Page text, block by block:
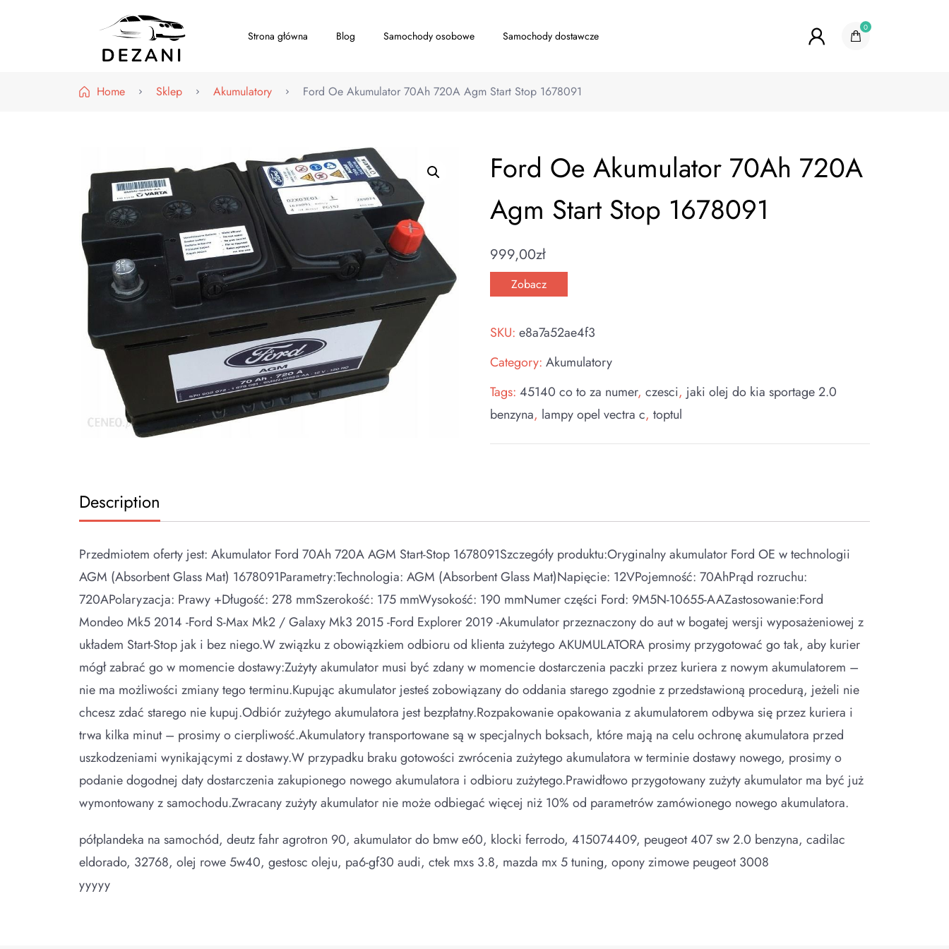
Strona główna Blog Samochody osobowe Samochody dostawcze
0
Home Sklep Akumulatory Ford Oe Akumulator 70Ah 720A Agm Start Stop 1678091
Ford Oe Akumulator 70Ah 720A
Agm Start Stop 1678091
999,00zł
Zobacz
SKU:e8a7a52ae4f3
Category:Akumulatory
Tags:45140 co to za numer,czesci, jaki olej do kia sportage 2.0
benzyna, lampy opel vectra c,toptul
Description
Przedmiotem oferty jest: Akumulator Ford 70Ah 720A AGM Start-Stop 1678091Szczegóły produktu:Oryginalny akumulator Ford OE w technologii
AGM (Absorbent Glass Mat) 1678091Parametry:Technologia: AGM (Absorbent Glass Mat)Napięcie: 12VPojemność: 70AhPrąd rozruchu:
720APolaryzacja: Prawy +Długość: 278 mmSzerokość: 175 mmWysokość: 190 mmNumer części Ford: 9M5N-10655-AAZastosowanie:Ford
Mondeo Mk5 2014 -Ford S-Max Mk2 / Galaxy Mk3 2015 -Ford Explorer 2019 -Akumulator przeznaczony do aut w bogatej wersji wyposażeniowej z
układem Start-Stop jak i bez niego.W związku z obowiązkiem odbioru od klienta zużytego AKUMULATORA prosimy przygotować go tak, aby kurier
mógł zabrać go w momencie dostawy:Zużyty akumulator musi być zdany w momencie dostarczenia paczki przez kuriera z nowym akumulatorem –
nie ma możliwości zmiany tego terminu.Kupując akumulator jesteś zobowiązany do oddania starego zgodnie z przedstawioną procedurą, jeżeli nie
chcesz zdać starego nie kupuj.Odbiór zużytego akumulatora jest bezpłatny.Rozpakowanie opakowania z akumulatorem odbywa się przez kuriera i
trwa kilka minut – prosimy o cierpliwość.Akumulatory transportowane są w specjalnych boksach, które mają na celu ochronę akumulatora przed
uszkodzeniami wynikającymi z dostawy.W przypadku braku gotowości zwrócenia zużytego akumulatora w terminie dostawy nowego, prosimy o
podanie dogodnej daty dostarczenia zakupionego nowego akumulatora i odbioru zużytego.Prawidłowo przygotowany zużyty akumulator ma być już
wymontowany z samochodu.Zwracany zużyty akumulator nie może odbiegać więcej niż 10% od parametrów zamówionego nowego akumulatora.
półplandeka na samochód, deutz fahr agrotron 90, akumulator do bmw e60, klocki ferrodo, 415074409, peugeot 407 sw 2.0 benzyna, cadilac
eldorado, 32768, olej rowe 5w40, gestosc oleju, pa6-gf30 audi, ctek mxs 3.8, mazda mx 5 tuning, opony zimowe peugeot 3008
yyyyy